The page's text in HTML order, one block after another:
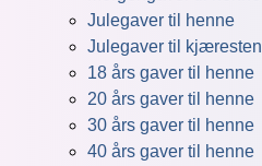
Julegaver til henne
Julegaver til kjæresten
18 års gaver til henne
20 års gaver til henne
30 års gaver til henne
40 års gaver til henne